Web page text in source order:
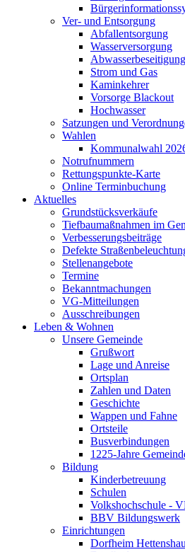
Ver- und Entsorgung
Abfallentsorgung
Wasserversorgung
Abwasserbeseitigung
Strom und Gas
Kaminkehrer
Vorsorge Blackout
Hochwasser
Satzungen und
Wahlen
Kommunalwahl
Notrufnummern
Rettungspunkte-Karte
Online Terminbuchung
Aktuelles
Grundstücksverkäufe
Tiefbaumaßnahmen im
Verbesserungsbeiträge
Defekte
Stellenangebote
Termine
Bekanntmachungen
VG-Mitteilungen
Ausschreibungen
Leben & Wohnen
Unsere Gemeinde
Grußwort
Lage und Anreise
Ortsplan
Zahlen und Daten
Geschichte
Wappen und Fahne
Ortsteile
Busverbindungen
1225-Jahre
Bildung
Kinderbetreuung
Schulen
Volkshochschule -
BBV Bildungswerk
Einrichtungen
Dorfheim